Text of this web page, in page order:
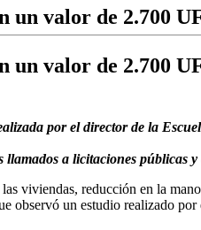
un valor de 2.700
por el director de la
llamados a licitaciones públicas
viviendas, reducción en la
observó un estudio realizado